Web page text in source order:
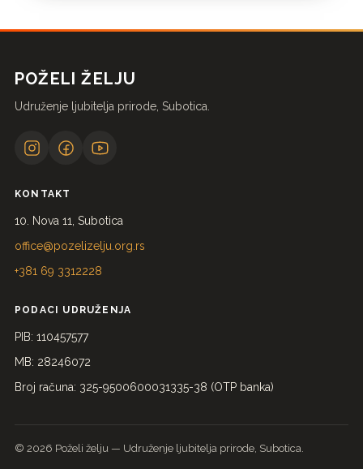
POŽELI ŽELJU
Udruženje ljubitelja prirode, Subotica.
KONTAKT
10. Nova 11, Subotica
office@pozelizelju.org.rs
+381 69 3312228
PODACI UDRUŽENJA
PIB: 110457577
MB: 28246072
Broj računa: 325-9500600031335-38 (OTP banka)
© 2026 Poželi želju — Udruženje ljubitelja prirode, Subotica.